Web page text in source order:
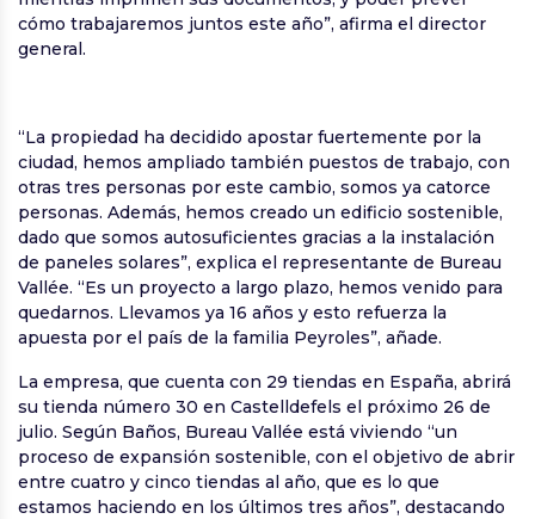
cómo trabajaremos juntos este año”, afirma el director
general.
“La propiedad ha decidido apostar fuertemente por la
ciudad, hemos ampliado también puestos de trabajo, con
otras tres personas por este cambio, somos ya catorce
personas. Además, hemos creado un edificio sostenible,
dado que somos autosuficientes gracias a la instalación
de paneles solares”, explica el representante de Bureau
Vallée. “Es un proyecto a largo plazo, hemos venido para
quedarnos. Llevamos ya 16 años y esto refuerza la
apuesta por el país de la familia Peyroles”, añade.
La empresa, que cuenta con 29 tiendas en España, abrirá
su tienda número 30 en Castelldefels el próximo 26 de
julio. Según Baños, Bureau Vallée está viviendo “un
proceso de expansión sostenible, con el objetivo de abrir
entre cuatro y cinco tiendas al año, que es lo que
estamos haciendo en los últimos tres años”, destacando